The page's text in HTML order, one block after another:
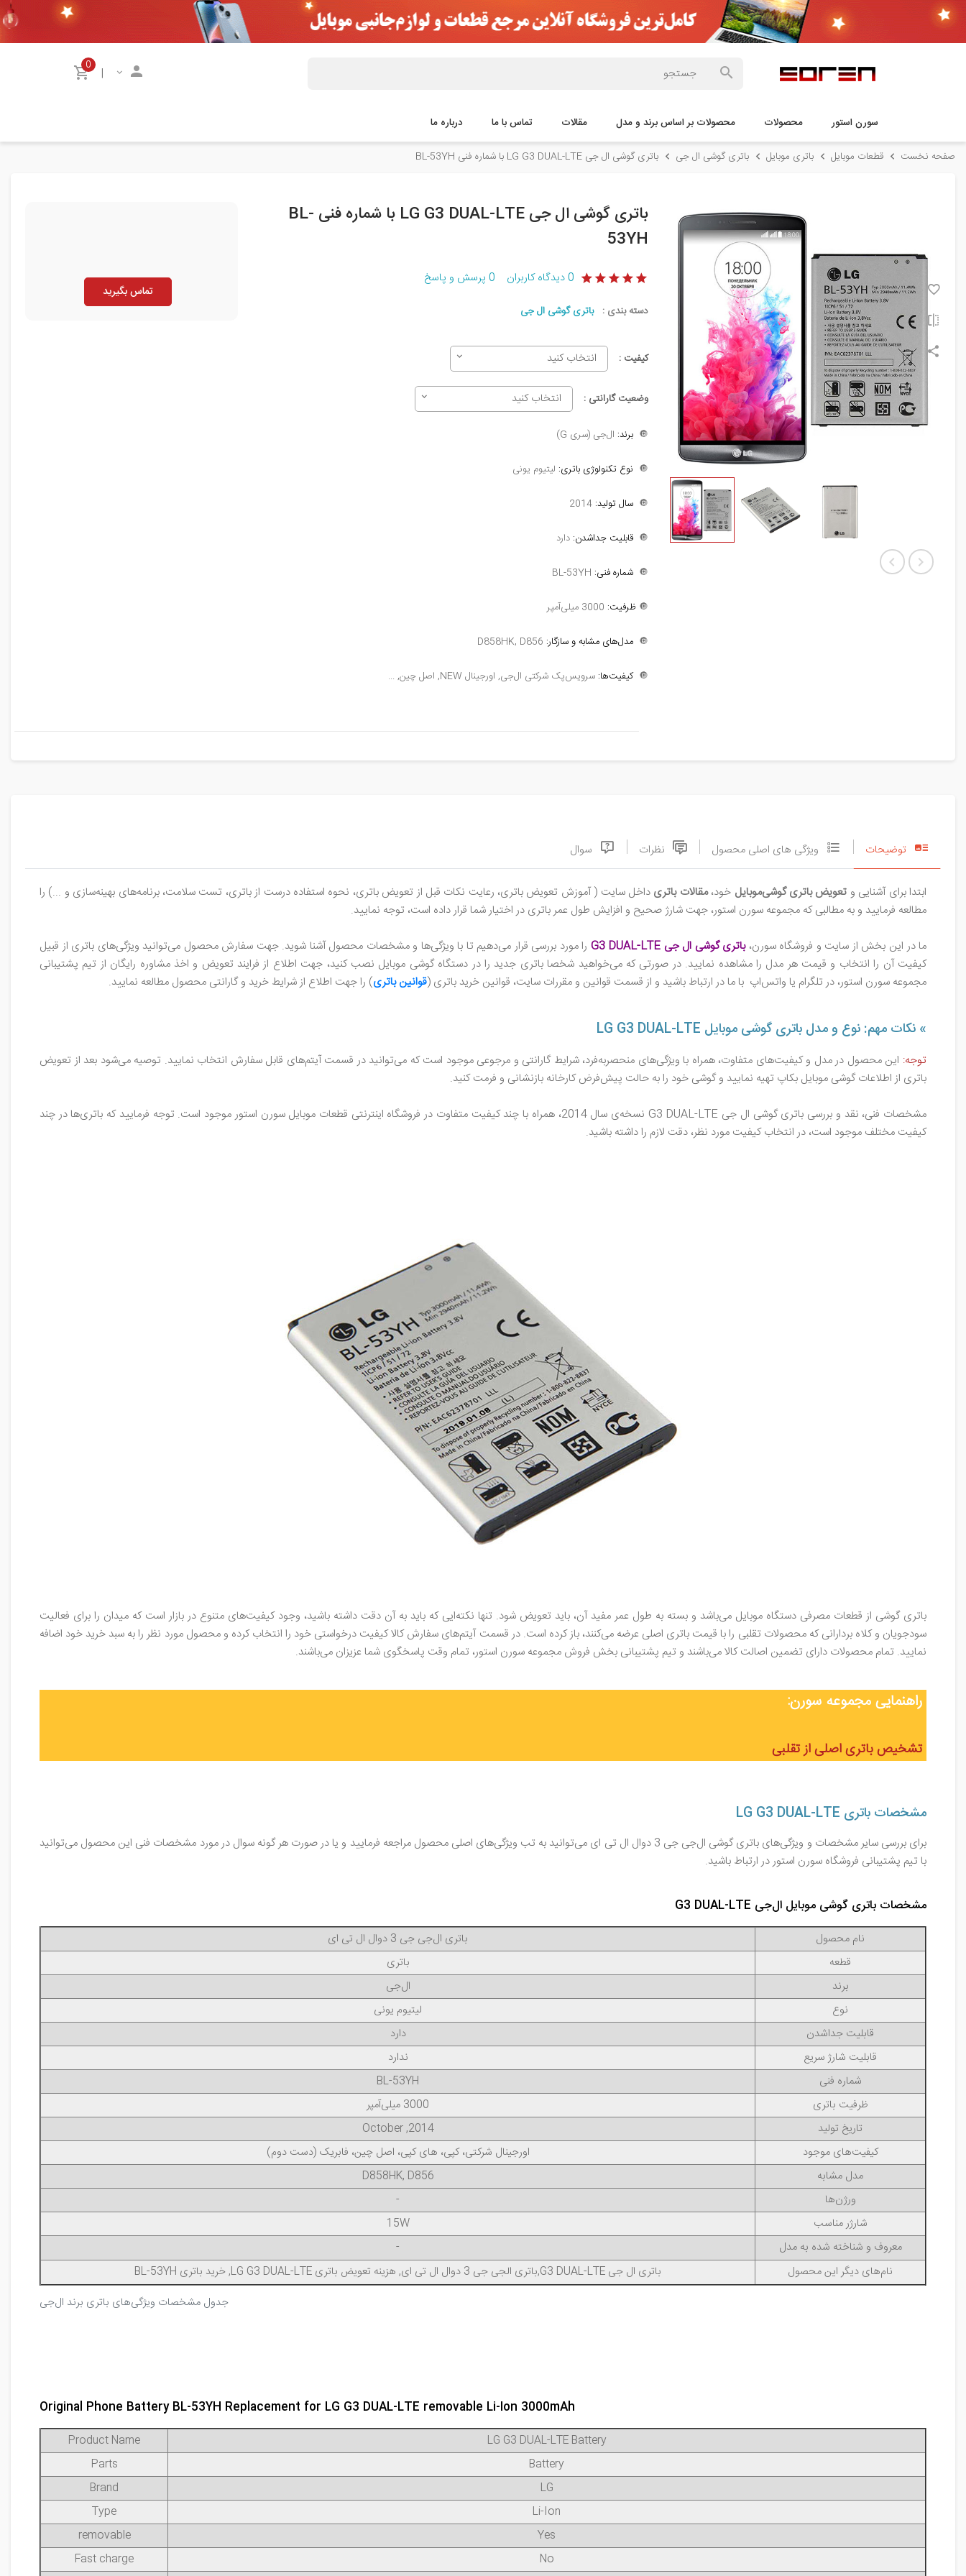
|
0
سورن استور محصولات محصولات بر اساس برند و مدل مقالات تماس با ما درباره ما
صفحه نخست قطعات موبایل باتری موبایل باتری گوشی ال جی باتری گوشی ال جی LG G3 DUAL-LTE با شماره فنی BL-53YH
باتری گوشی ال جی LG G3 DUAL-LTE با شماره فنی BL-
53YH
0دیدگاه کاربران 0 پرسش و پاسخ
دسته بندی : باتری گوشی ال جی
کیفیت : انتخاب کنید
وضعیت گارانتی : انتخاب کنید
🔘برند: ال‌جی (سری G)
🔘 نوع تکنولوژی باتری: لیتیوم یونی
🔘سال تولید: 2014
🔘قابلیت جداشدن: دارد
🔘شماره فنی:
🔘ظرفیت:
🔘مدل‌های مشابه و سازگار: D858HK, D856
🔘کیفیت‌ها: سرویس‌پک شرکتی ال‌جی, اورجینال NEW, اصل چین, ...
تماس بگیرید
توضیحات ویژگی های اصلی محصول نظرات سوال
ابتدا برای آشنایی و تعویض باتری گوشی‌موبایل خود،مقالات باتری داخل سایت ( آموزش تعویض باتری، رعایت نکات قبل از تعویض باتری، نحوه استفاده درست از باتری، تست سلامت، برنامه‌های بهینه‌سازی و ...) را
مطالعه فرمایید و به مطالبی که مجموعه سورن استور، جهت شارژ صحیح و افزایش طول عمر باتری در اختیار شما قرار داده است، توجه نمایید.
ما در این بخش از سایت و فروشگاه سورن،باتری گوشی ال جی G3 DUAL-LTE
را مورد بررسی قرار می‌دهیم تا با ویژگی‌ها و مشخصات محصول آشنا شوید. جهت سفارش محصول می‌توانید ویژگی‌های باتری از قبیل
کیفیت آن را انتخاب و قیمت هر مدل را مشاهده نمایید. در صورتی که می‌خواهید شخصا باتری جدید را در دستگاه گوشی موبایل نصب کنید، جهت اطلاع از فرایند تعویض و اخذ مشاوره رایگان از تیم پشتیبانی
مجموعه سورن استور، در تلگرام یا واتس‌اپ با ما در ارتباط باشید و از قسمت قوانین و مقررات سایت، قوانین خرید باتری (قوانین باتری) را جهت اطلاع از شرایط خرید و گارانتی محصول مطالعه نمایید.
» نکات مهم: نوع و مدل باتری گوشی موبایل LG G3 DUAL-LTE
توجه: این محصول در مدل و کیفیت‌های متفاوت، همراه با ویژگی‌های منحصر‌به‌فرد، شرایط گارانتی و مرجوعی موجود است که می‌توانید در قسمت آیتم‌های قابل سفارش انتخاب نمایید. توصیه می‌شود بعد از تعویض
باتری از اطلاعات گوشی موبایل بکاپ تهیه نمایید و گوشی خود را به حالت پیش‌فرض کارخانه بازنشانی و فرمت کنید.
مشخصات فنی، نقد و بررسی باتری گوشی ال جی G3 DUAL-LTE نسخه‌ی سال 2014، همراه با چند کیفیت متفاوت در فروشگاه اینترنتی قطعات‌ موبایل سورن‌ استور موجود است. توجه فرمایید که باتری‌ها در چند
کیفیت مختلف موجود است، در انتخاب کیفیت مورد نظر، دقت لازم را داشته باشید.
باتری گوشی از قطعات مصرفی دستگاه موبایل می‌باشد و بسته به طول عمر مفید آن، باید تعویض شود. تنها نکته‌ایی که باید به آن دقت داشته باشید، وجود کیفیت‌های متنوع در بازار است که میدان را برای فعالیت
سودجویان و کلاه بردارانی که محصولات تقلبی را با قیمت باتری اصلی عرضه می‌کنند، باز کرده است. در قسمت آیتم‌های سفارش کالا کیفیت درخواستی خود را انتخاب کرده و محصول مورد نظر را به سبد خرید خود اضافه
نمایید. تمام محصولات دارای تضمین اصالت کالا می‌باشند و تیم پشتیبانی بخش فروش مجموعه سورن استور، تمام وقت پاسخگوی شما عزیزان می‌باشند.
راهنمایی مجموعه سورن:
تشخیص باتری اصلی از تقلبی
مشخصات باتری LG G3 DUAL-LTE
برای بررسی سایر مشخصات و ویژگی‌های باتری گوشی ال‌جی جی 3 دوال ال تی ای می‌توانید به تب ویژگی‌های اصلی محصول مراجعه فرمایید و یا در صورت هر گونه سوال در مورد مشخصات فنی این محصول می‌توانید
با تیم پشتیبانی فروشگاه سورن استور در ارتباط باشید.
مشخصات باتری گوشی موبایل ال‌جی G3 DUAL-LTE
جدول مشخصات ویژگی‌های باتری برند ال‌جی
نام محصول
باتری ال‌جی جی 3 دوال ال تی ای
قطعه
باتری
برند
ال‌جی
نوع
لیتیوم یونی
قابلیت جداشدن
دارد
قابلیت شارژ سریع
ندارد
شماره فنی
BL-53YH
ظرفیت باتری
3000 میلی‌آمپر
تاریخ تولید
2014, October
کیفیت‌های موجود
اورجینال شرکتی، کپی، های کپی، اصل چین، فابریک (دست دوم)
مدل مشابه
D858HK, D856
ورژن‌ها
-
شارژر مناسب
15W
معروف و شناخته شده به مدل
-
نام‌های دیگر این محصول
باتری ال جی G3 DUAL-LTE,باتری الجی جی 3 دوال ال تی ای, هزینه تعویض باتری LG G3 DUAL-LTE, خرید باتری BL-53YH
Original Phone Battery BL-53YH Replacement for LG G3 DUAL-LTE removable Li-Ion 3000mAh
Product Name
LG G3 DUAL-LTE Battery
Parts
Battery
Brand
LG
Type
Li-Ion
removable
Yes
Fast charge
No